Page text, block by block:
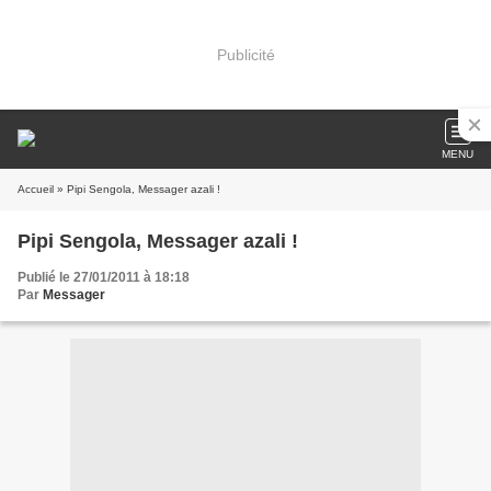
Publicité
MENU
Accueil » Pipi Sengola, Messager azali !
Pipi Sengola, Messager azali !
Publié le 27/01/2011 à 18:18
Par Messager